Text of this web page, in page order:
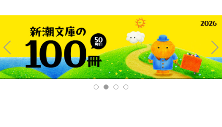
Pre
v
Ne
xt